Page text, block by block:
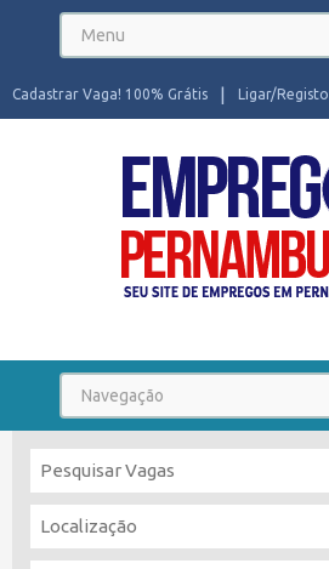
Ligar/Registo
Cadastrar Vaga! 100% Grátis